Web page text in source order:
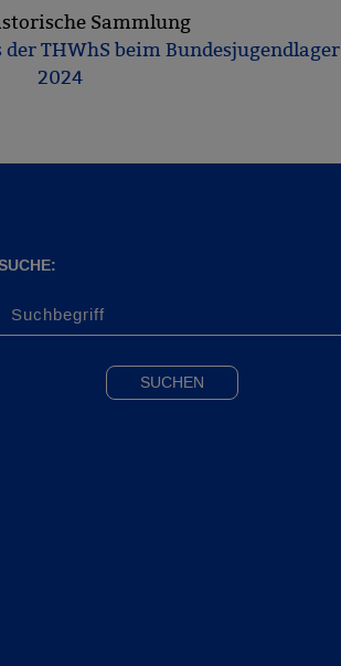
Sammlung
THWhS beim Bundesjugendlager
2024